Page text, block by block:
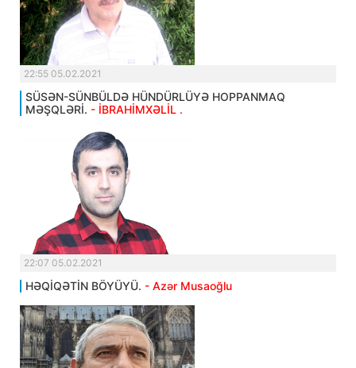
22:55 05.02.2021
SÜSƏN-SÜNBÜLDƏ HÜNDÜRLÜYƏ HOPPANMAQ
MƏŞQLƏRİ. - İBRAHİMXƏLİL .
22:07 05.02.2021
HƏQİQƏTİN BÖYÜYÜ. - Azər Musaoğlu